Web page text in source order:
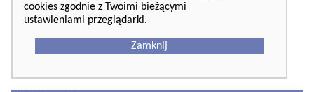
cookies zgodnie z Twoimi bieżącymi
ustawieniami przeglądarki.
Zamknij